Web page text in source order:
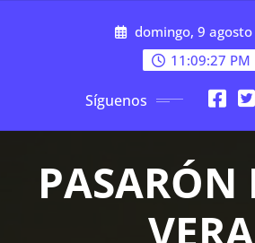
domingo, 9
11:09:28 PM
Síguenos
PASARÓN
VERA